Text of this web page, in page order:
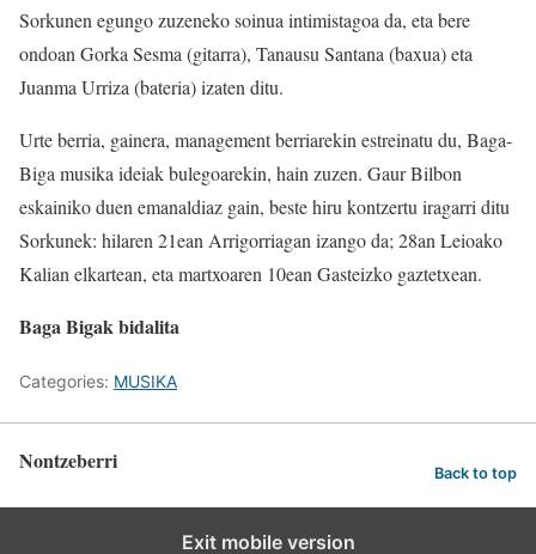
Sorkunen egungo zuzeneko soinua intimistagoa da, eta bere
ondoan Gorka Sesma (gitarra), Tanausu Santana (baxua) eta
Juanma Urriza (bateria) izaten ditu.
Urte berria, gainera, management berriarekin estreinatu du, Baga-
Biga musika ideiak bulegoarekin, hain zuzen. Gaur Bilbon
eskainiko duen emanaldiaz gain, beste hiru kontzertu iragarri ditu
Sorkunek: hilaren 21ean Arrigorriagan izango da; 28an Leioako
Kalian elkartean, eta martxoaren 10ean Gasteizko gaztetxean.
Baga Bigak bidalita
Categories: MUSIKA
Nontzeberri Back to top
Exit mobile version